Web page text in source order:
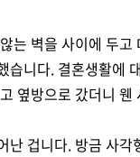
는 벽을 사이에 두
습니다. 결혼생활에
옆방으로 갔더니
난 겁니다. 방금 사각